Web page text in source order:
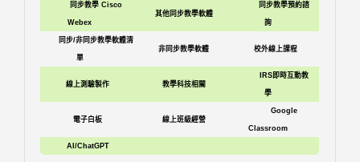
同步教學 Cisco
Webex
其他同步教學軟體
同步教學預約諮
詢
同步/非同步教學軟體清
單
非同步教學軟體 校外線上課程
線上測驗製作 教學科技相關
IRS即時互動教
學
電子白板 線上班級經營
Google
Classroom
AI/ChatGPT